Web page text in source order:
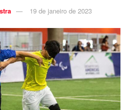
19 de janeiro de 2023